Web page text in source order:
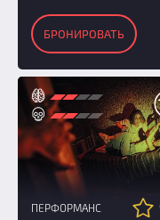
БРОНИРОВАТЬ
ПЕРФОРМАНС